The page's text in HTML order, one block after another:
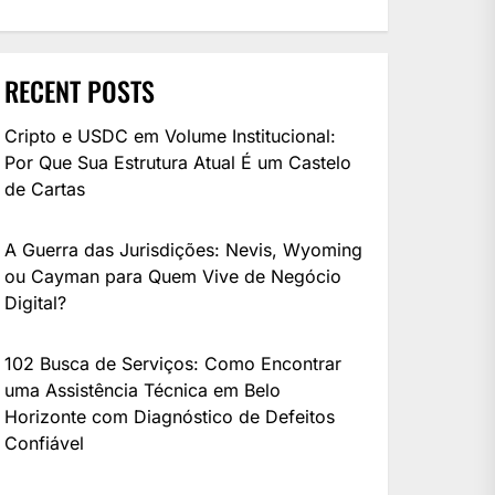
RECENT POSTS
Cripto e USDC em Volume Institucional:
Por Que Sua Estrutura Atual É um Castelo
de Cartas
A Guerra das Jurisdições: Nevis, Wyoming
ou Cayman para Quem Vive de Negócio
Digital?
102 Busca de Serviços: Como Encontrar
uma Assistência Técnica em Belo
Horizonte com Diagnóstico de Defeitos
Confiável